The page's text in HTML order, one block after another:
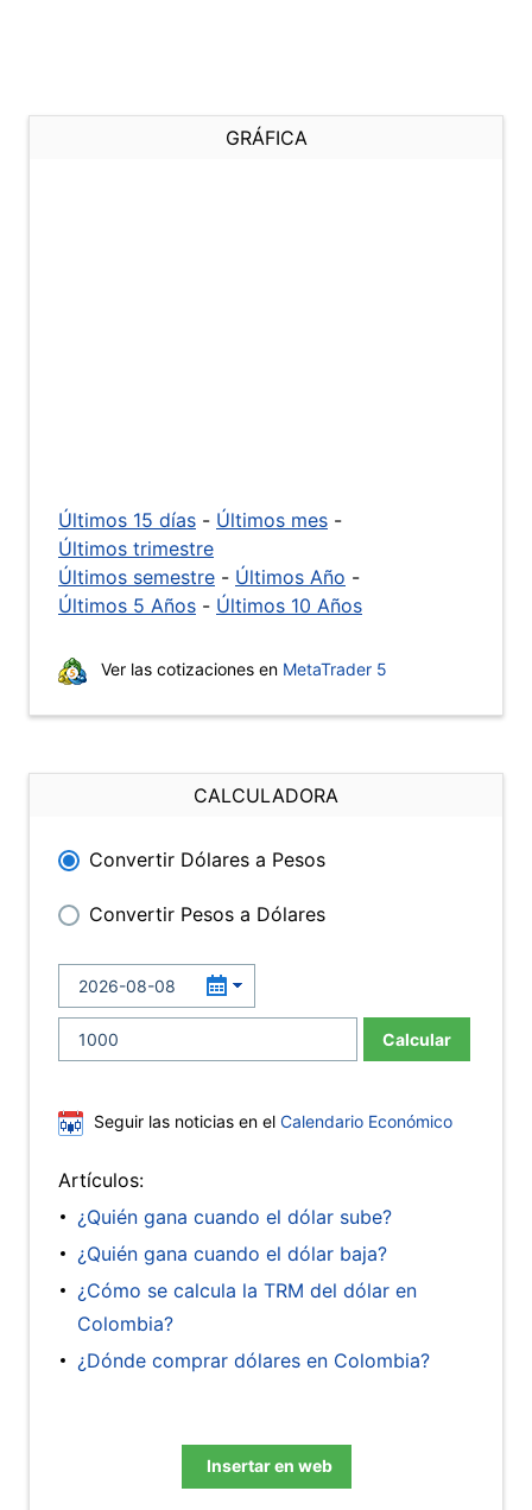
GRÁFICA
Últimos 15 días - Últimos mes -
Últimos trimestre
Últimos semestre - Últimos Año -
Últimos 5 Años - Últimos 10 Años
Ver las cotizaciones en MetaTrader 5
CALCULADORA
Convertir Dólares a Pesos
Convertir Pesos a Dólares
Calcular
Seguir las noticias en el Calendario Económico
Artículos:
¿Quién gana cuando el dólar sube?
¿Quién gana cuando el dólar baja?
¿Cómo se calcula la TRM del dólar en
Colombia?
¿Dónde comprar dólares en Colombia?
Insertar en web